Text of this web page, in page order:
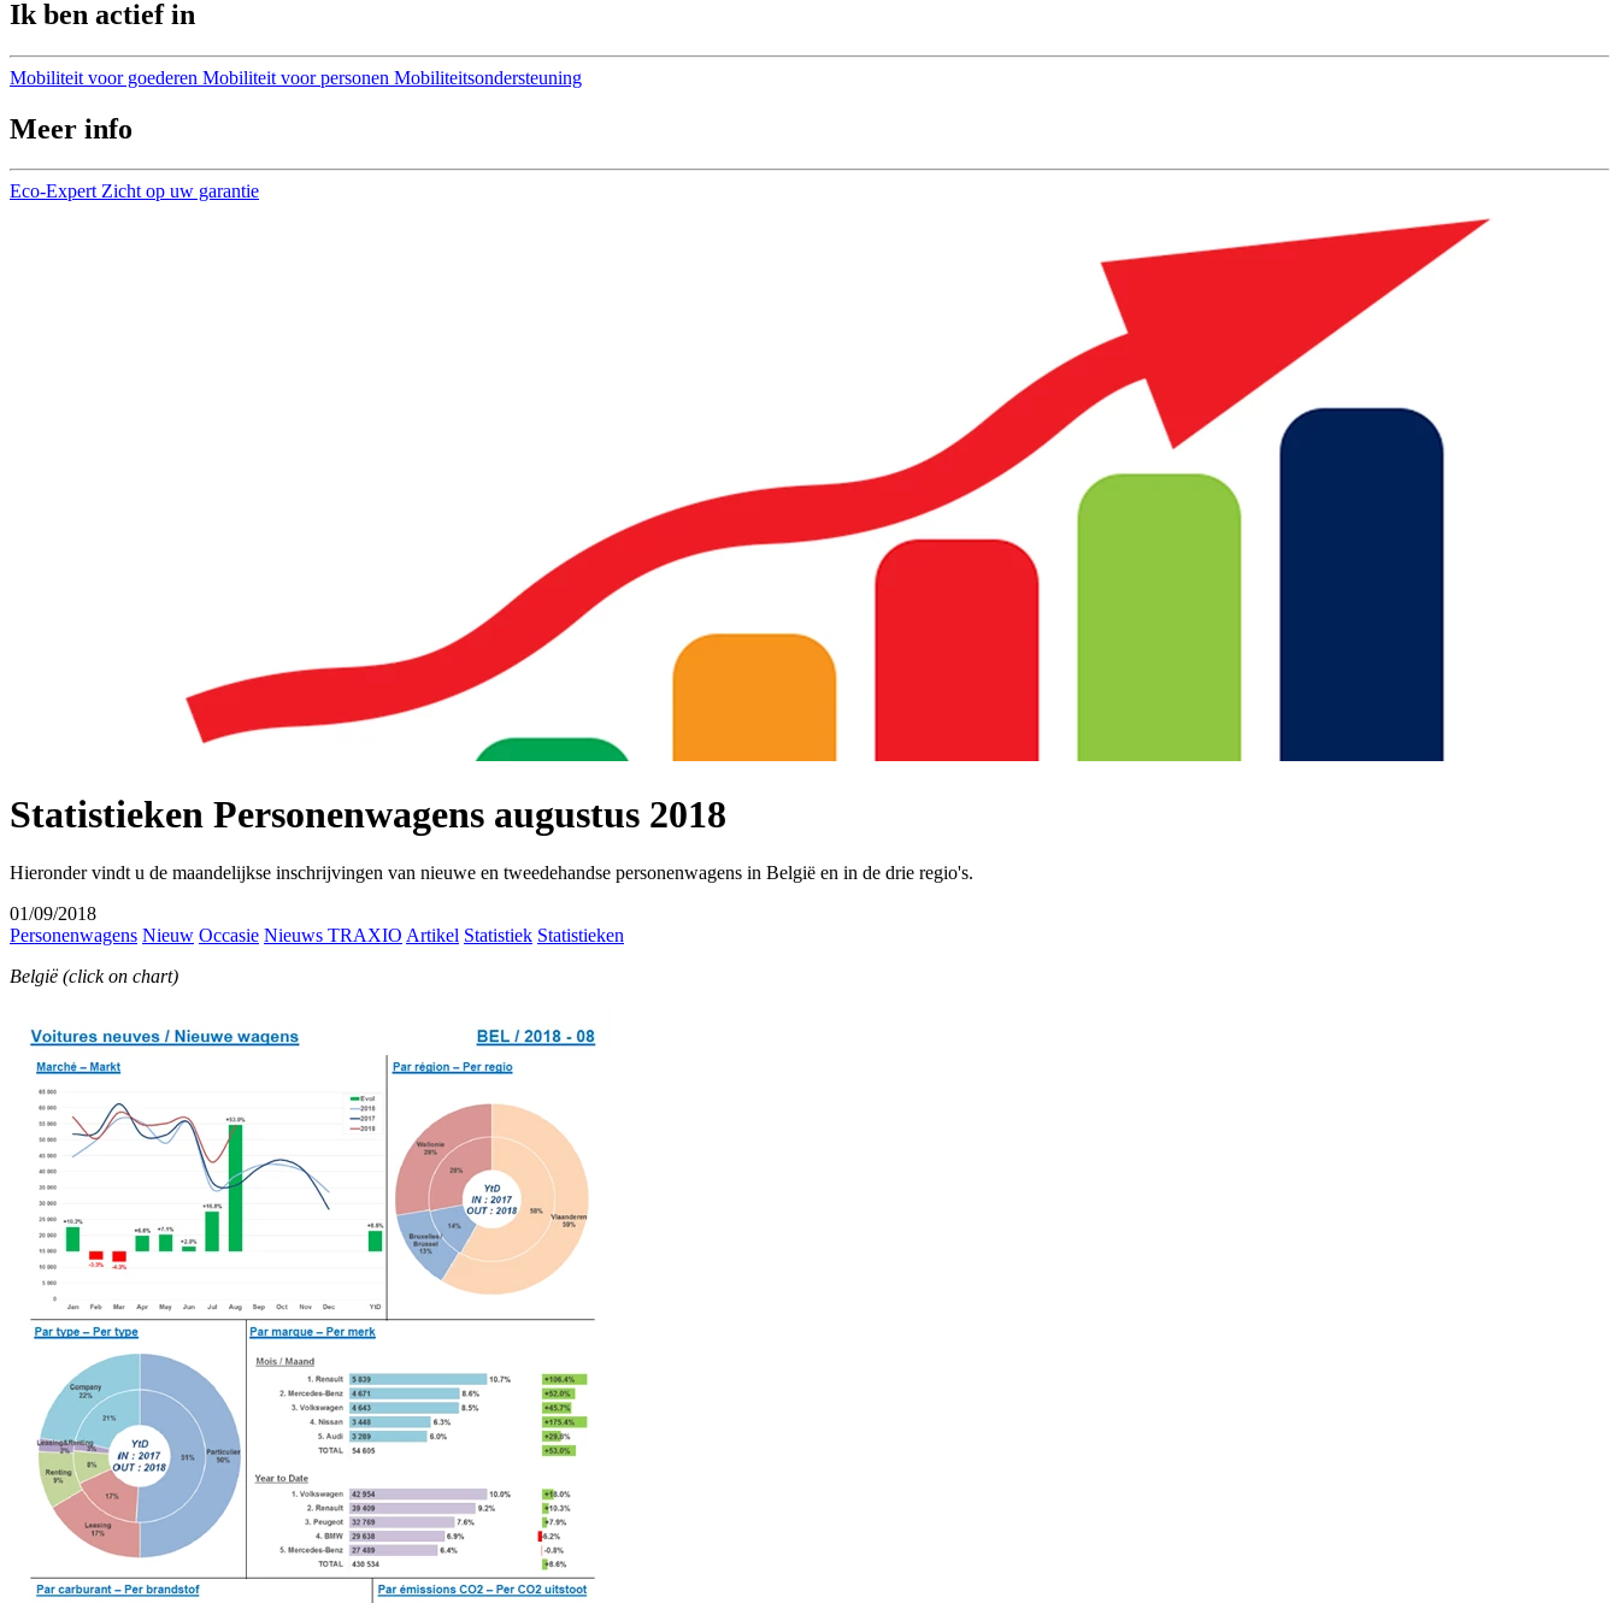
Ik ben actief in
Mobiliteit voor goederen Mobiliteit voor personen Mobiliteitsondersteuning
Meer info
Eco-Expert Zicht op uw garantie
Statistieken Personenwagens augustus 2018
Hieronder vindt u de maandelijkse inschrijvingen van nieuwe en tweedehandse personenwagens in België en in de drie regio's.
01/09/2018
Personenwagens Nieuw Occasie Nieuws TRAXIO Artikel Statistiek Statistieken
België (click on chart)